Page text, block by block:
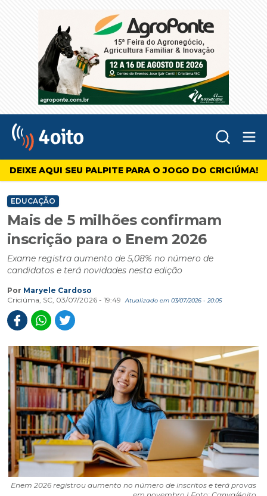
4oito
DEIXE AQUI SEU PALPITE PARA O JOGO DO CRICIÚMA!
EDUCAÇÃO
Mais de 5 milhões confirmam
inscrição para o Enem 2026
Exame registra aumento de 5,08% no número de
candidatos e terá novidades nesta edição
Por Maryele Cardoso
Criciúma, SC, 03/07/2026 - 19:49
Atualizado em 03/07/2026 - 20:05
Enem 2026 registrou aumento no número de inscritos e terá provas